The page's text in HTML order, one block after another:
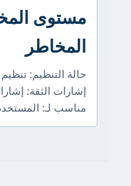
مستوى
المخاطر
حالة التنظيم: تنظيم مذكور
إشارات الثقة: إشارات مقلقة
مناسب لـ: المستخدم الحذر